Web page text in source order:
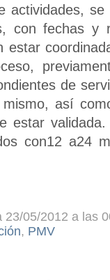
actividades,
con fechas y
estar
de
así
estar
con12 a24
23/05/2012 a las
, PMV